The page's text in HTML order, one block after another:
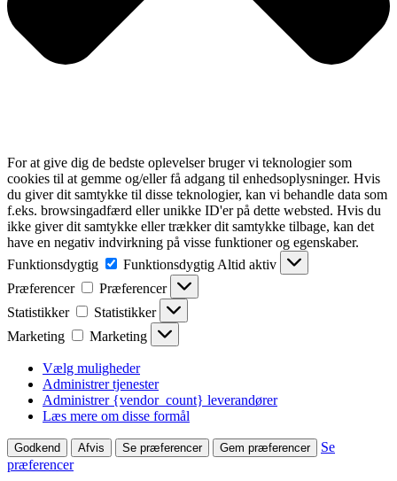
For at give dig de bedste oplevelser bruger vi teknologier som
cookies til at gemme og/eller få adgang til enhedsoplysninger. Hvis
du giver dit samtykke til disse teknologier, kan vi behandle data som
f.eks. browsingadfærd eller unikke ID'er på dette websted. Hvis du
ikke giver dit samtykke eller trækker dit samtykke tilbage, kan det
have en negativ indvirkning på visse funktioner og egenskaber.
Funktionsdygtig
Funktionsdygtig Altid aktiv
Præferencer
Præferencer
Statistikker
Statistikker
Marketing
Marketing
Vælg muligheder
Administrer tjenester
Administrer {vendor_count} leverandører
Læs mere om disse formål
Godkend Afvis Se præferencer Gem præferencer
Se
præferencer